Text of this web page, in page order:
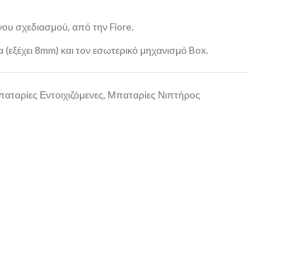
σχεδιασμού, από την Fiore.
(εξέχει 8mm) και τον εσωτερικό μηχανισμό Box.
Εντοιχιζόμενες, Μπαταρίες Νιπτήρος